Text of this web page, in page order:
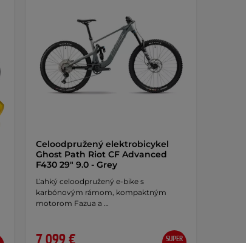
Celoodpružený elektrobicykel
Ghost Path Riot CF Advanced
F430 29" 9.0 - Grey
Ľahký celoodpružený e-bike s
karbónovým rámom, kompaktným
motorom Fazua a …
SUPER